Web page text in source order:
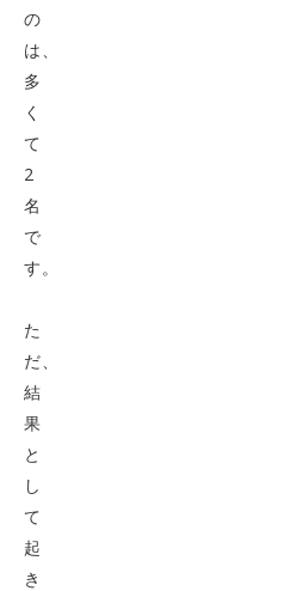
の
は、
多
く
て
2
名
で
す。
た
だ、
結
果
と
し
て
起
き